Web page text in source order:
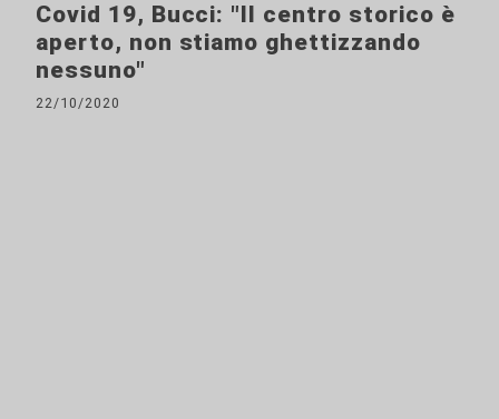
Covid 19, Bucci: "Il centro storico è
aperto, non stiamo ghettizzando
nessuno"
22/10/2020